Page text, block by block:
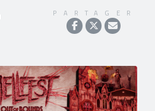
PARTAGER